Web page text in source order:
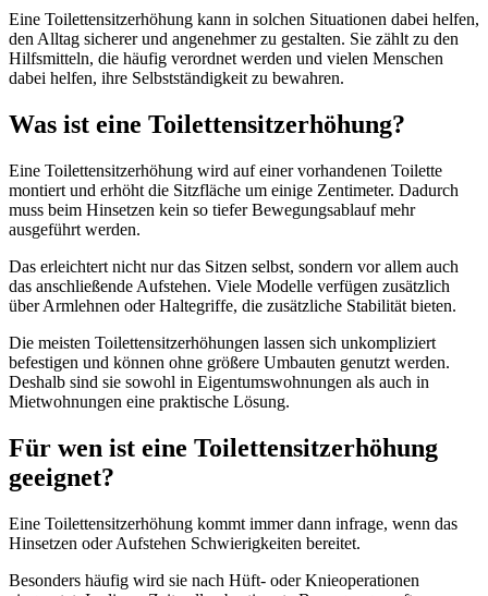
Eine Toilettensitzerhöhung kann in solchen Situationen dabei helfen,
den Alltag sicherer und angenehmer zu gestalten. Sie zählt zu den
Hilfsmitteln, die häufig verordnet werden und vielen Menschen
dabei helfen, ihre Selbstständigkeit zu bewahren.
Was ist eine Toilettensitzerhöhung?
Eine Toilettensitzerhöhung wird auf einer vorhandenen Toilette
montiert und erhöht die Sitzfläche um einige Zentimeter. Dadurch
muss beim Hinsetzen kein so tiefer Bewegungsablauf mehr
ausgeführt werden.
Das erleichtert nicht nur das Sitzen selbst, sondern vor allem auch
das anschließende Aufstehen. Viele Modelle verfügen zusätzlich
über Armlehnen oder Haltegriffe, die zusätzliche Stabilität bieten.
Die meisten Toilettensitzerhöhungen lassen sich unkompliziert
befestigen und können ohne größere Umbauten genutzt werden.
Deshalb sind sie sowohl in Eigentumswohnungen als auch in
Mietwohnungen eine praktische Lösung.
Für wen ist eine Toilettensitzerhöhung
geeignet?
Eine Toilettensitzerhöhung kommt immer dann infrage, wenn das
Hinsetzen oder Aufstehen Schwierigkeiten bereitet.
Besonders häufig wird sie nach Hüft- oder Knieoperationen